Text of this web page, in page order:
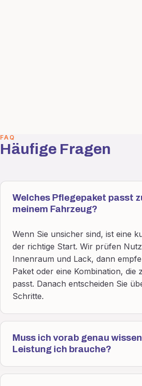
FAQ
Häufige Fragen
Welches Pflegepaket passt
meinem Fahrzeug?
Wenn Sie unsicher sind, ist eine
der richtige Start. Wir prüfen
Innenraum und Lack, dann
Paket oder eine Kombination, die
passt. Danach entscheiden Sie
Schritte.
Muss ich vorab genau
Leistung ich brauche?